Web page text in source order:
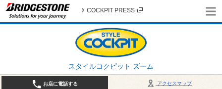
スタイルコクピット ズーム
COCKPIT PRESS
アクセスマップ
お店に電話する